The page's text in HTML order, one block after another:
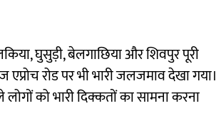
घुसुड़ी, बेलगाछिया और शिवपुर पूरी
रोड पर भी भारी जलजमाव देखा गया।
को भारी दिक्कतों का सामना करना